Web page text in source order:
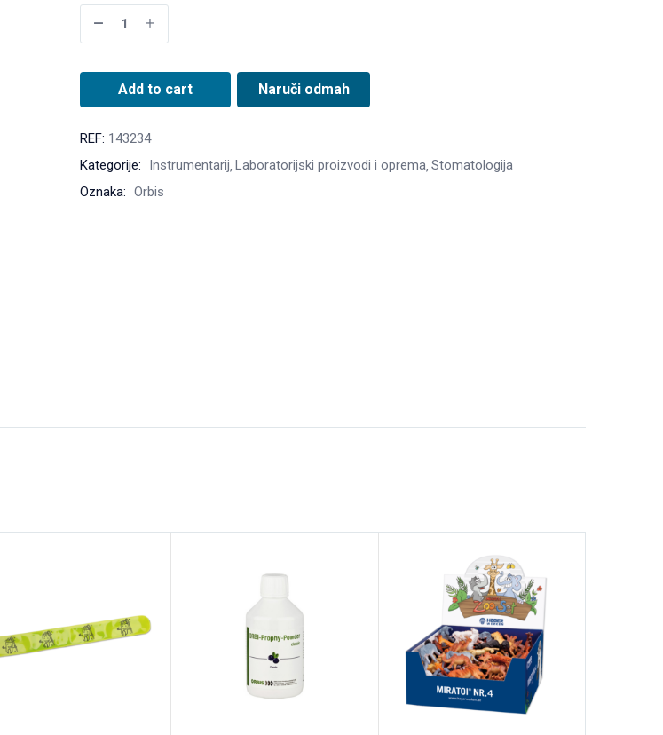
Add to cart Naruči odmah
REF: 143234
Kategorije:
Instrumentarij Laboratorijski proizvodi i oprema Stomatologija
Oznaka: Orbis